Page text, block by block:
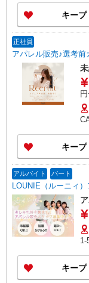
3
同条件 【手当】
制
当
時
キープ
正社員
アパレル販売♪選考前
円
月
月
ア
都
崎
キープ
アルバイト パート
LOUNIE（ルーニィ
1-
手
キープ